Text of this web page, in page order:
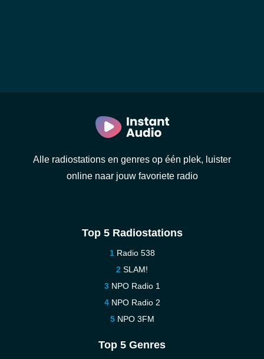
Alle radiostations en genres op één plek, luister
online naar jouw favoriete radio
Top 5 Radiostations
Radio 538
SLAM!
NPO Radio 1
NPO Radio 2
NPO 3FM
Top 5 Genres